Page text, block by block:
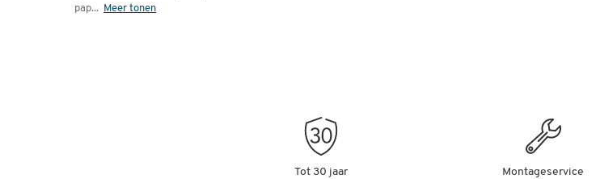
pap... Meer tonen
Tot 30 jaar
Montageservice